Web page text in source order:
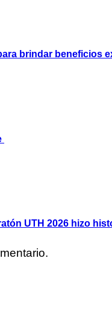
brindar beneficios
UTH 2026 hizo